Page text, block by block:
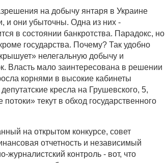
на добычу янтаря в Украине
и они убыточны. Одна из них -
в состоянии банкротства. Парадокс, но
государства. Почему? Так удобно
нелегальную добычу и
Власть мало заинтересована в решении
корнями в высокие кабинеты
кресла на Грушевского, 5,
текут в обход государственного
на открытом конкурсе, совет
отчетность и независимый
контроль - вот, что